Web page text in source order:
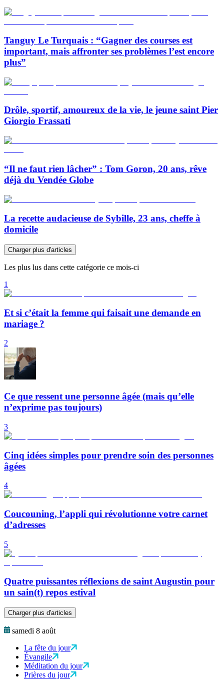
Tanguy Le Turquais : “Gagner des courses est
important, mais affronter ses problèmes l’est encore
plus”
Drôle, sportif, amoureux de la vie, le jeune saint Pier
Giorgio Frassati
“Il ne faut rien lâcher” : Tom Goron, 20 ans, rêve
déjà du Vendée Globe
La recette audacieuse de Sybille, 23 ans, cheffe à
domicile
Charger plus d'articles
Les plus lus dans cette catégorie ce mois-ci
1
Et si c’était la femme qui faisait une demande en
mariage ?
2
Ce que ressent une personne âgée (mais qu’elle
n’exprime pas toujours)
3
Cinq idées simples pour prendre soin des personnes
âgées
4
Coucouning, l’appli qui révolutionne votre carnet
d’adresses
5
Quatre puissantes réflexions de saint Augustin pour
un sain(t) repos estival
Charger plus d'articles
samedi 8 août
La fête du jour
Évangile
Méditation du jour
Prières du jour